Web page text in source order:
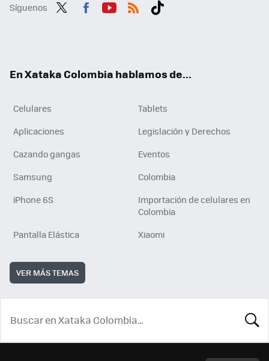
Síguenos
En Xataka Colombia hablamos de...
Celulares
Tablets
Aplicaciones
Legislación y Derechos
Cazando gangas
Eventos
Samsung
Colombia
iPhone 6S
Importación de celulares en
Colombia
Pantalla Elástica
Xiaomi
VER MÁS TEMAS